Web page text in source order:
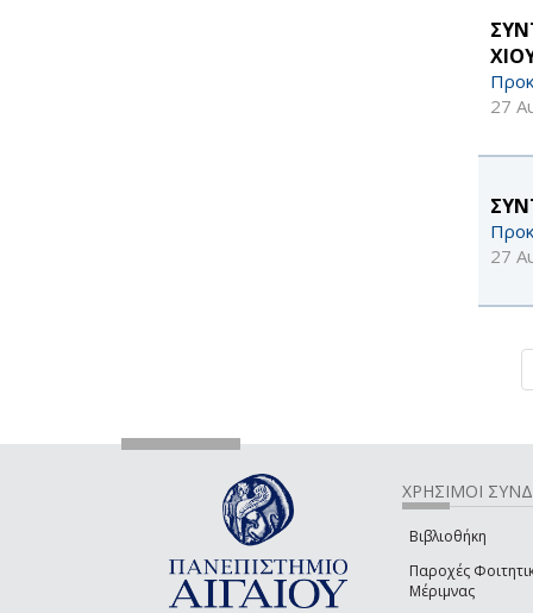
27
27
ΧΡΗΣΙΜΟΙ
Βιβλιοθήκη
Παροχές
Μέριμνας